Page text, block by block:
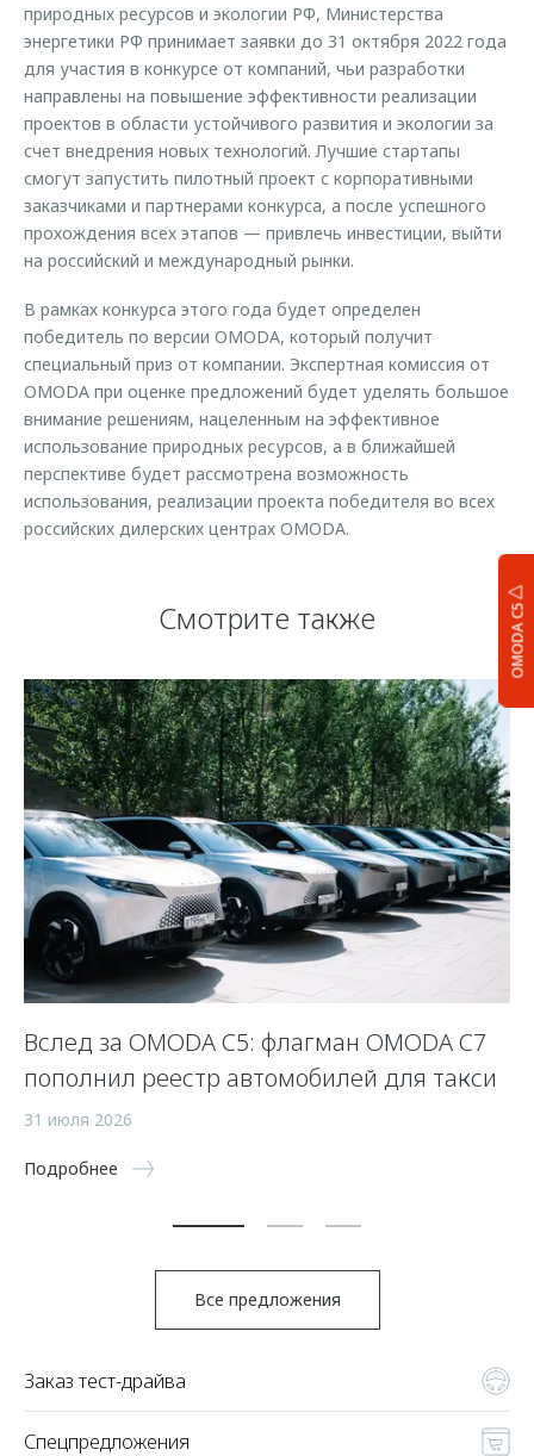
OMODA C5
природных ресурсов и экологии РФ, Министерства
энергетики РФ принимает заявки до 31 октября 2022 года
для участия в конкурсе от компаний, чьи разработки
направлены на повышение эффективности реализации
проектов в области устойчивого развития и экологии за
счет внедрения новых технологий. Лучшие стартапы
смогут запустить пилотный проект с корпоративными
заказчиками и партнерами конкурса, а после успешного
прохождения всех этапов — привлечь инвестиции, выйти
на российский и международный рынки.
В рамках конкурса этого года будет определен
победитель по версии OMODA, который получит
специальный приз от компании. Экспертная комиссия от
OMODA при оценке предложений будет уделять большое
внимание решениям, нацеленным на эффективное
использование природных ресурсов, а в ближайшей
перспективе будет рассмотрена возможность
использования, реализации проекта победителя во всех
российских дилерских центрах OMODA.
Смотрите также
Вслед за OMODA C5: флагман OMODA C7
пополнил реестр автомобилей для такси
31 июля 2026
Подробнее
Все предложения
Заказ тест-драйва
Спецпредложения